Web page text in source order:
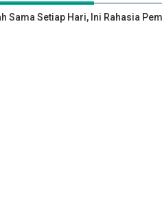
Setiap Hari, Ini Rahasia